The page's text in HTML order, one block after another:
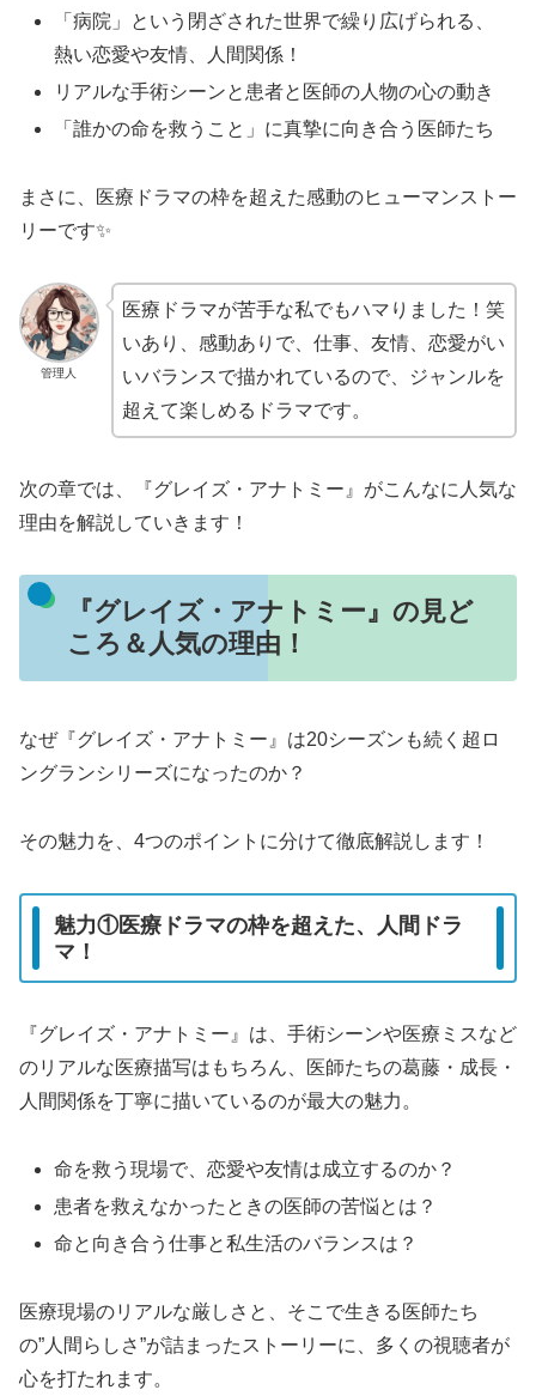
「病院」という閉ざされた世界で繰り広げられる、
熱い恋愛や友情、人間関係！
リアルな手術シーンと患者と医師の人物の心の動き
「誰かの命を救うこと」に真摯に向き合う医師たち
まさに、医療ドラマの枠を超えた感動のヒューマンストー
リーです✨
管理人
医療ドラマが苦手な私でもハマりました！笑
いあり、感動ありで、仕事、友情、恋愛がい
いバランスで描かれているので、ジャンルを
超えて楽しめるドラマです。
次の章では、『グレイズ・アナトミー』がこんなに人気な
理由を解説していきます！
『グレイズ・アナトミー』の見ど
ころ＆人気の理由！
なぜ『グレイズ・アナトミー』は20シーズンも続く超ロ
ングランシリーズになったのか？
その魅力を、4つのポイントに分けて徹底解説します！
魅力①医療ドラマの枠を超えた、人間ドラ
マ！
『グレイズ・アナトミー』は、手術シーンや医療ミスなど
のリアルな医療描写はもちろん、医師たちの葛藤・成長・
人間関係を丁寧に描いているのが最大の魅力。
命を救う現場で、恋愛や友情は成立するのか？
患者を救えなかったときの医師の苦悩とは？
命と向き合う仕事と私生活のバランスは？
医療現場のリアルな厳しさと、そこで生きる医師たち
の”人間らしさ”が詰まったストーリーに、多くの視聴者が
心を打たれます。